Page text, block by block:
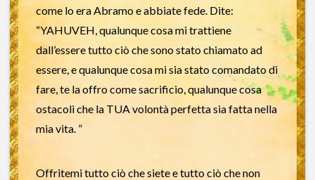
come lo era Abramo e abbiate fede. Dite:
“YAHUVEH, qualunque cosa mi trattiene
dall’essere tutto ciò che sono stato chiamato ad
essere, e qualunque cosa mi sia stato comandato di
fare, te la offro come sacrificio, qualunque cosa
ostacoli che la TUA volontà perfetta sia fatta nella
mia vita. ”
Offritemi tutto ciò che siete e tutto ciò che non